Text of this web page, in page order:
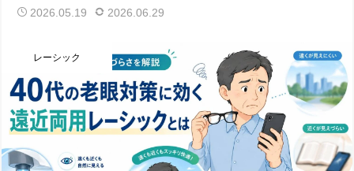
2026.05.19 2026.06.29
レーシック